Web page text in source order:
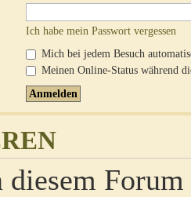
Ich habe mein Passwort vergessen
Mich bei jedem Besuch
Meinen Online-Status während
diesem